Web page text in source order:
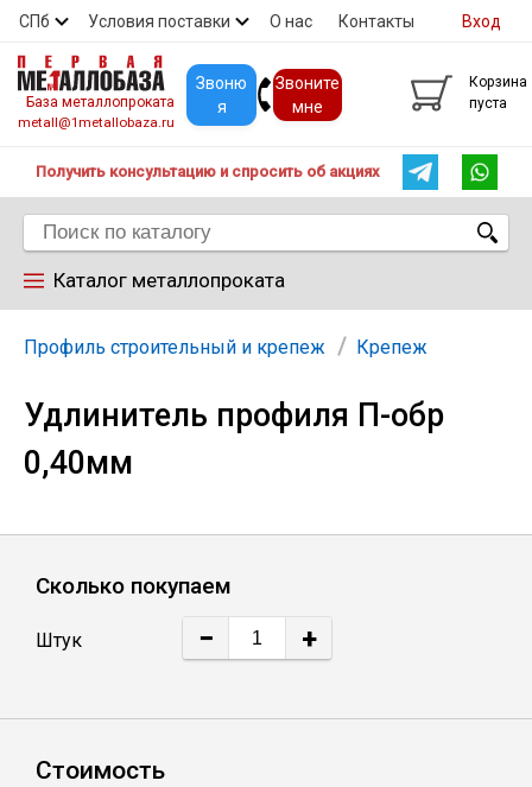
СПб Условия поставки О нас Контакты
Скидки Прайс Покупателям
Вход
База металлопроката
metall@1metallobaza.ru
Звоню
я
Звоните
мне
Корзина
пуста
Получить консультацию и спросить об акциях
Каталог металлопроката
Арматура
Труба профильная
Швеллер
Профиль строительный и крепеж Крепеж
Удлинитель профиля П-обр
0,40мм
Сколько покупаем
Штук − +
Стоимость